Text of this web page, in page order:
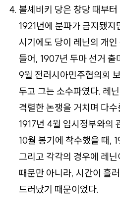
볼셰비키 당은 창당 때부
1921년에 분파가 금지됐
시기에도 당이 레닌의 개
들어, 1907년 두마 선거 출
9월 전러시아민주협의회
두고 그는 소수파였다. 레
격렬한 논쟁을 거치며 다
1917년 4월 임시정부와의
10월 봉기에 착수했을 때,
그리고 각각의 경우에 레
때문만 아니라, 시간이 흘
드러났기 때문이었다.